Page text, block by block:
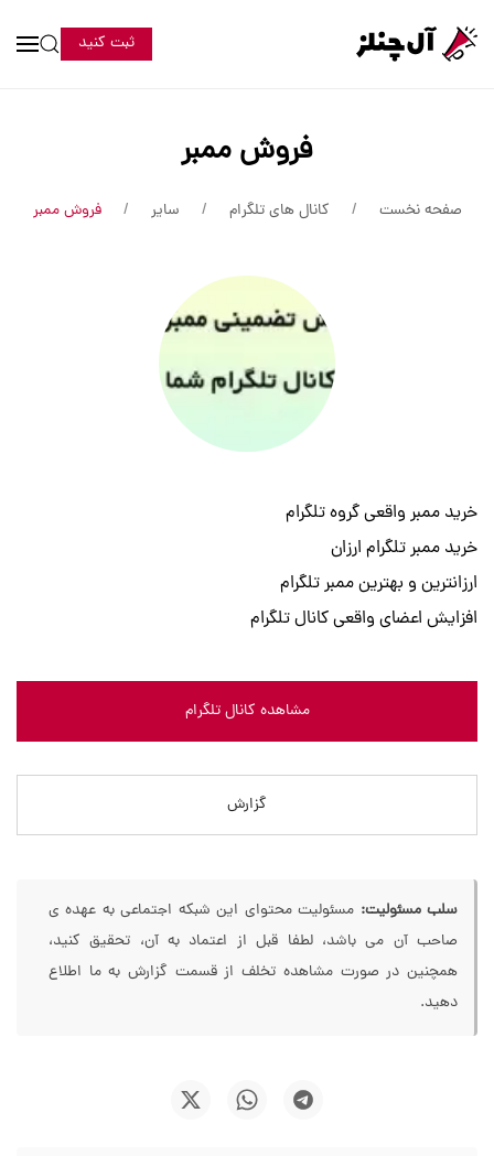
ثبت کنید
فروش ممبر
صفحه نخست کانال های تلگرام سایر فروش ممبر
خرید ممبر واقعی گروه تلگرام
خرید ممبر تلگرام ارزان
ارزانترین و بهترین ممبر تلگرام
افزایش اعضای واقعی کانال تلگرام
مشاهده کانال تلگرام
گزارش
سلب مسئولیت: مسئولیت محتوای این شبکه اجتماعی به عهده ی
صاحب آن می باشد، لطفا قبل از اعتماد به آن، تحقیق کنید،
همچنین در صورت مشاهده تخلف از قسمت گزارش به ما اطلاع
دهید.